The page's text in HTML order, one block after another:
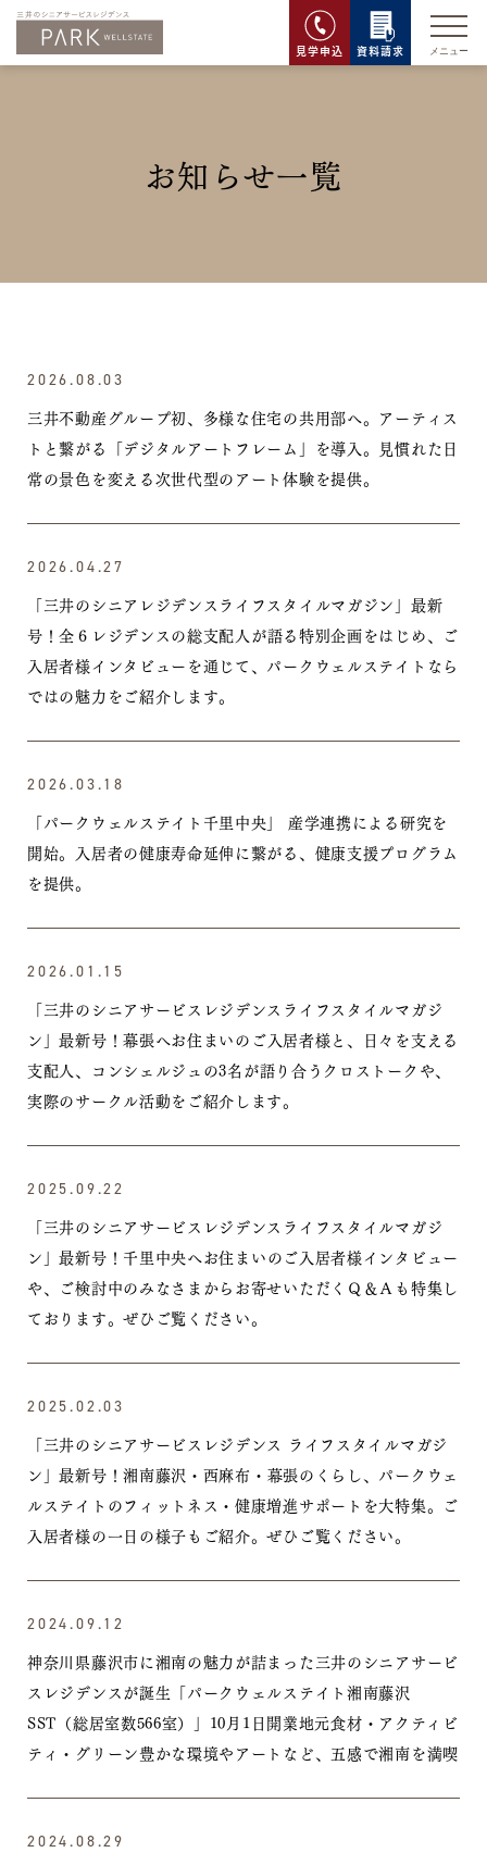
見学申込 資料請求
お知らせ一覧
2026.08.03
三井不動産グループ初、多様な住宅の共用部へ。 アーティス
トと繋がる「デジタルアートフレーム」を導入。 見慣れた日
常の景色を変える次世代型のアート体験を提供。
2026.04.27
「三井のシニアレジデンスライフスタイルマガジン」最新
号！全６レジデンスの総支配人が語る特別企画をはじめ、ご
入居者様インタビューを通じて、パークウェルステイトなら
ではの魅力をご紹介します。
2026.03.18
「パークウェルステイト千里中央」 産学連携による研究を
開始。入居者の健康寿命延伸に繋がる、健康支援プログラム
を提供。
2026.01.15
「三井のシニアサービスレジデンスライフスタイルマガジ
ン」最新号！幕張へお住まいのご入居者様と、日々を支える
支配人、コンシェルジュの3名が語り合うクロストークや、
実際のサークル活動をご紹介します。
2025.09.22
「三井のシニアサービスレジデンスライフスタイルマガジ
ン」最新号！ 千里中央へお住まいのご入居者様インタビュー
や、ご検討中のみなさまからお寄せいただくＱ＆Ａも特集し
ております。ぜひご覧ください。
2025.02.03
「三井のシニアサービスレジデンス ライフスタイルマガジ
ン」最新号！湘南藤沢・西麻布・幕張のくらし、パークウェ
ルステイトのフィットネス・健康増進サポートを大特集。ご
入居者様の一日の様子もご紹介。ぜひご覧ください。
2024.09.12
神奈川県藤沢市に湘南の魅力が詰まった三井のシニアサービ
スレジデンスが誕生「パークウェルステイト湘南藤沢
SST（総居室数566室）」10月1日開業地元食材・アクティビ
ティ・グリーン豊かな環境やアートなど、五感で湘南を満喫
2024.08.29